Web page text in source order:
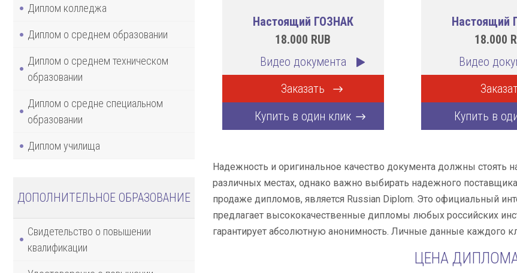
Диплом колледжа
Диплом о среднем образовании
Диплом о среднем техническом
образовании
Диплом о средне специальном
образовании
Диплом училища
ДОПОЛНИТЕЛЬНОЕ ОБРАЗОВАНИЕ
Свидетельство о повышении
квалификации
Настоящий ГОЗНАК
18.000 RUB
Видео документа
Заказать
Купить в один клик
Настоящий
18.000
Видео
Купить в
Надежность и оригинальное качество документа должны
различных местах, однако важно выбирать надежного
продаже дипломов, является Russian Diplom. Это официальный
предлагает высококачественные дипломы любых российских
гарантирует абсолютную анонимность. Личные данные каждого
ЦЕНА